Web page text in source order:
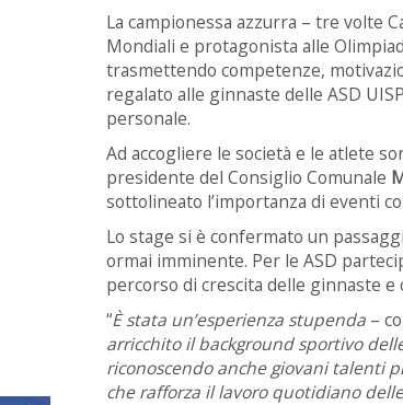
La campionessa azzurra – tre volte
Mondiali e protagonista alle
trasmettendo competenze,
regalato alle ginnaste delle ASD
personale.
Ad accogliere le società e le atlete
presidente del Consiglio Comunale
sottolineato l’importanza di eventi
Lo stage si è confermato un
ormai imminente. Per le ASD
percorso di crescita delle ginnaste
“È stata un’esperienza stupenda –
arricchito il background sportivo
riconoscendo anche giovani talenti
che rafforza il lavoro quotidiano